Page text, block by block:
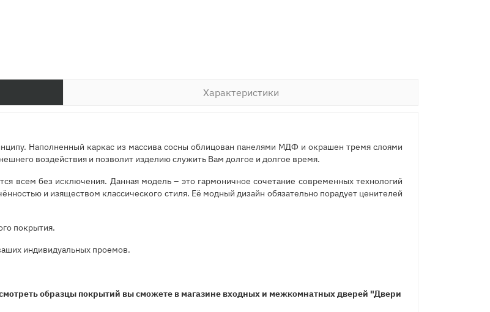
Характеристики
Наполненный каркас из массива сосны облицован панелями МДФ и окрашен тремя слоями
воздействия и позволит изделию служить Вам долгое и долгое время.
всем без исключения. Данная модель – это гармоничное сочетание современных технологий
и изяществом классического стиля. Её модный дизайн обязательно порадует ценителей
покрытия.
индивидуальных проемов.
образцы покрытий вы сможете в магазине входных и межкомнатных дверей "Двери